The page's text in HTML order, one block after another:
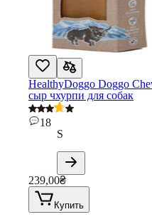
HealthyDoggo Doggo
сыр чхурпи для собак
18
S
239,00₴
Купить